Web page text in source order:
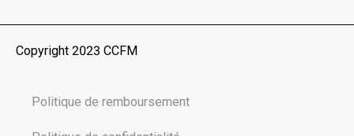
Copyright 2023 CCFM
Politique de remboursement
Vous êtes ici en tant que… | You are here
as...
Médias | Press